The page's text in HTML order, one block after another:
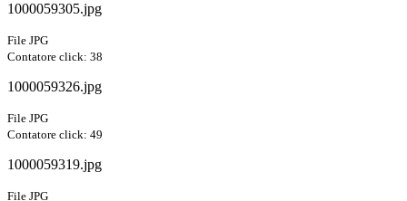
1000059305.jpg
File JPG
Contatore click: 38
1000059326.jpg
File JPG
Contatore click: 49
1000059319.jpg
File JPG